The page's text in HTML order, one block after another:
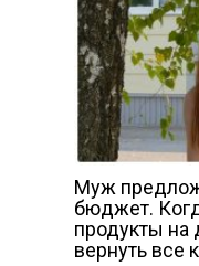
Муж
бюджет.
продукты на
вернуть все